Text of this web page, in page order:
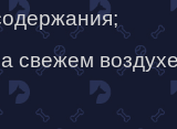
свежем